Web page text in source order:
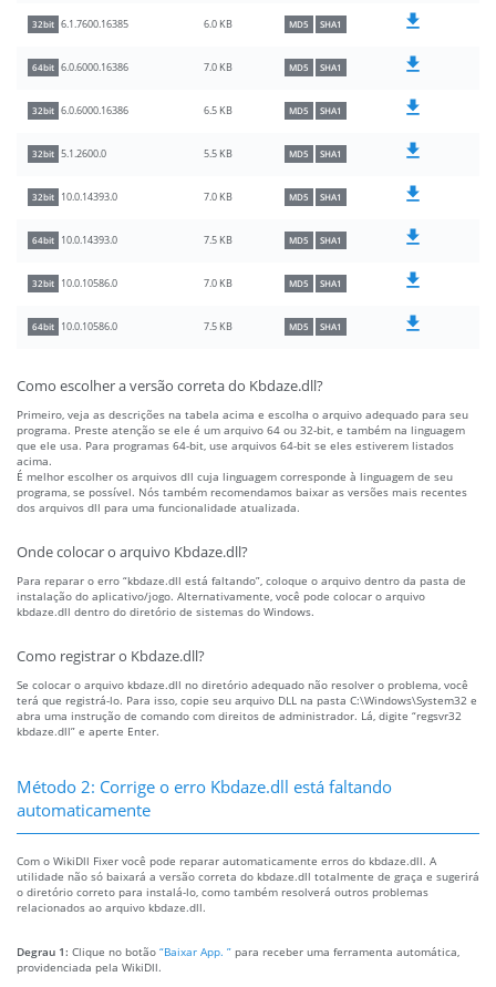
32bit 6.1.7600.16385 6.0 KB MD5 SHA1
64bit 6.0.6000.16386 7.0 KB MD5 SHA1
32bit 6.0.6000.16386 6.5 KB MD5 SHA1
32bit 5.1.2600.0 5.5 KB MD5 SHA1
32bit 10.0.14393.0 7.0 KB MD5 SHA1
64bit 10.0.14393.0 7.5 KB MD5 SHA1
32bit 10.0.10586.0 7.0 KB MD5 SHA1
64bit 10.0.10586.0 7.5 KB MD5 SHA1
Como escolher a versão correta do Kbdaze.dll?
Primeiro, veja as descrições na tabela acima e escolha o arquivo adequado para seu
programa. Preste atenção se ele é um arquivo 64 ou 32-bit, e também na linguagem
que ele usa. Para programas 64-bit, use arquivos 64-bit se eles estiverem listados
acima.
É melhor escolher os arquivos dll cuja linguagem corresponde à linguagem de seu
programa, se possível. Nós também recomendamos baixar as versões mais recentes
dos arquivos dll para uma funcionalidade atualizada.
Onde colocar o arquivo Kbdaze.dll?
Para reparar o erro “kbdaze.dll está faltando”, coloque o arquivo dentro da pasta de
instalação do aplicativo/jogo. Alternativamente, você pode colocar o arquivo
kbdaze.dll dentro do diretório de sistemas do Windows.
Como registrar o Kbdaze.dll?
Se colocar o arquivo kbdaze.dll no diretório adequado não resolver o problema, você
terá que registrá-lo. Para isso, copie seu arquivo DLL na pasta C:\Windows\System32 e
abra uma instrução de comando com direitos de administrador. Lá, digite “regsvr32
kbdaze.dll” e aperte Enter.
Método 2: Corrige o erro Kbdaze.dll está faltando
automaticamente
Com o WikiDll Fixer você pode reparar automaticamente erros do kbdaze.dll. A
utilidade não só baixará a versão correta do kbdaze.dll totalmente de graça e sugerirá
o diretório correto para instalá-lo, como também resolverá outros problemas
relacionados ao arquivo kbdaze.dll.
Degrau 1: Clique no botão “Baixar App. ” para receber uma ferramenta automática,
providenciada pela WikiDll.